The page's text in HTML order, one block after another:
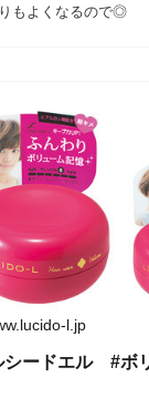
もよくなるので◎
l.jp
シードエル #ボ